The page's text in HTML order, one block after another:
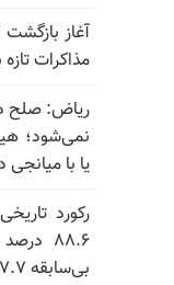
آغاز بازگشت
مذاکرات
ریاض: صلح
نمی‌شود؛
یا با میانجی
رکورد
بی‌سابقه ۹۷.۷ درصد رسید